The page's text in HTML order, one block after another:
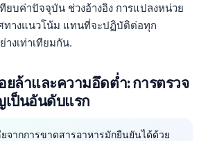
ยบค่าปัจจุบัน ช่วงอ้างอิง การแปลงหน่วย
ทางแนวโน้ม แทนที่จะปฏิบัติต่อทุก
งเท่าเทียมกัน.
ยล้าและความอึดต่ำ: การตรวจ
ป็นอันดับแรก
จากการขาดสารอาหารมักยืนยันได้ด้วย